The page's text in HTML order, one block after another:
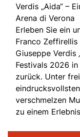
Verdis „Aida“ –
Arena di Verona
Erleben Sie ein
Franco
Giuseppe Verdis
Festivals 2026
zurück. Unter
verschmelzen
zu einem